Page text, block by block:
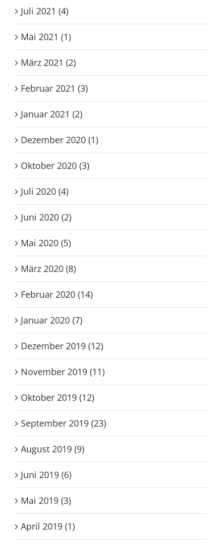
Juli 2021 (4)
Mai 2021 (1)
März 2021 (2)
Februar 2021 (3)
Januar 2021 (2)
Dezember 2020 (1)
Oktober 2020 (3)
Juli 2020 (4)
Juni 2020 (2)
Mai 2020 (5)
März 2020 (8)
Februar 2020 (14)
Januar 2020 (7)
Dezember 2019 (12)
November 2019 (11)
Oktober 2019 (12)
September 2019 (23)
August 2019 (9)
Juni 2019 (6)
Mai 2019 (3)
April 2019 (1)